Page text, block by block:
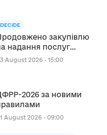
DECIDE
закупівлю
надання послуг
зі
освіти в межах
Швейцарсько-
Проєкту
August 2026 - 15:00
2026 за новими
August 2026 - 09:00